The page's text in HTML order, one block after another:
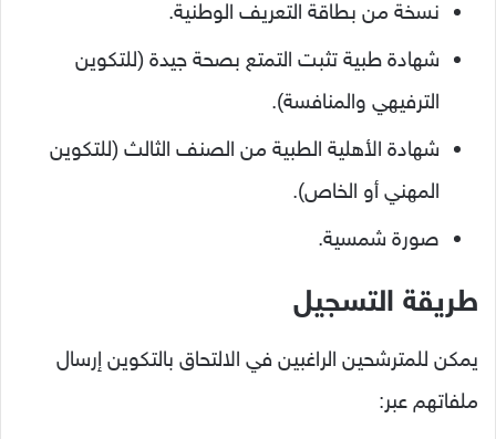
نسخة من بطاقة التعريف الوطنية.
شهادة طبية تثبت التمتع بصحة جيدة (للتكوين
الترفيهي والمنافسة).
شهادة الأهلية الطبية من الصنف الثالث (للتكوين
المهني أو الخاص).
صورة شمسية.
طريقة التسجيل
يمكن للمترشحين الراغبين في الالتحاق بالتكوين إرسال
ملفاتهم عبر: